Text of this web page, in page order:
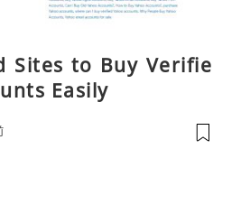
Sites to Buy Verifie
Easily